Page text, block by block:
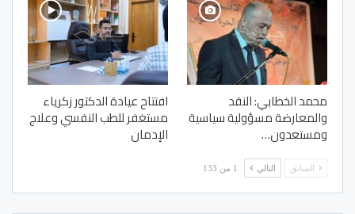
محمد الخطابي: النقد
والمعارضة مسؤولية سياسية
ومستعدون…
افتتاح عيادة الدكتور زكرياء
مستغفر للطب النفسي وعلاج
الإدمان
السابق التالي 1 من 133